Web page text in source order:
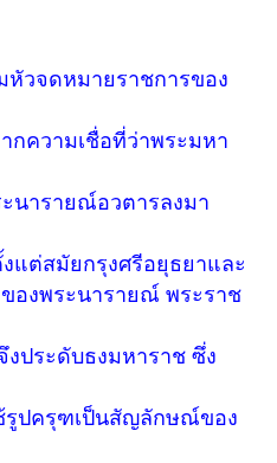
วจดหมายราชการของ
ความเชื่อที่ว่าพระมหา
นารายณ์อวตารลงมา
แต่สมัยกรุงศรีอยุธยาและ
องพระนารายณ์ พระราช
ประดับธงมหาราช ซึ่ง
รูปครุฑเป็นสัญลักษณ์ของ